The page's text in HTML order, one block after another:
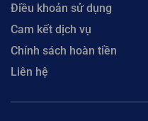
Điều khoản sử dụng
Cam kết dịch vụ
Chính sách hoàn tiền
Liên hệ